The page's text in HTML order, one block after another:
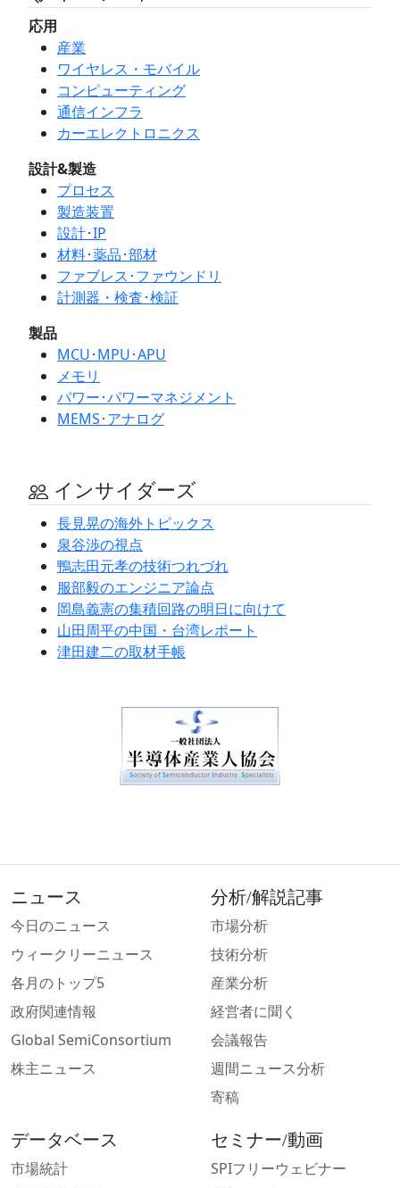
応用
産業
ワイヤレス・モバイル
コンピューティング
通信インフラ
カーエレクトロニクス
設計&製造
プロセス
製造装置
設計･IP
材料･薬品･部材
ファブレス･ファウンドリ
計測器・検査･検証
製品
MCU･MPU･APU
メモリ
パワー･パワーマネジメント
MEMS･アナログ
インサイダーズ
長見晃の海外トピックス
泉谷渉の視点
鴨志田元孝の技術つれづれ
服部毅のエンジニア論点
岡島義憲の集積回路の明日に向けて
山田周平の中国・台湾レポート
津田建二の取材手帳
ニュース
今日のニュース
ウィークリーニュース
各月のトップ5
政府関連情報
Global SemiConsortium
株主ニュース
分析/解説記事
市場分析
技術分析
産業分析
経営者に聞く
会議報告
週間ニュース分析
寄稿
データベース
市場統計
セミナー/動画
SPIフリーウェビナー